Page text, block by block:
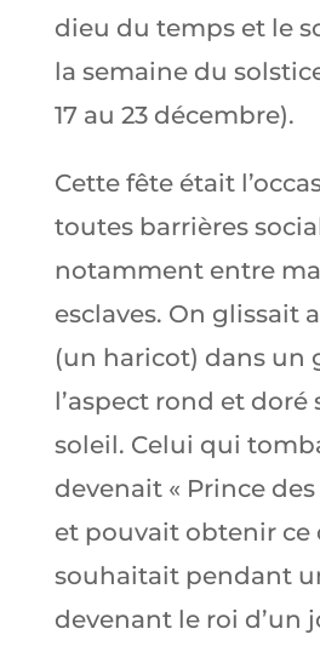
dieu du temps et le
la semaine du
17 au 23 décembre).
Cette fête était
toutes barrières
notamment entre
esclaves. On glissait
(un haricot) dans un
l’aspect rond et
soleil. Celui qui
devenait « Prince
et pouvait obtenir ce
souhaitait pendant
devenant le roi d’un